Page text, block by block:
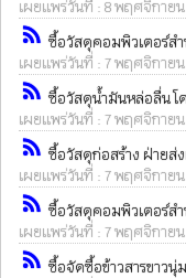
เผยแพร่วันที่ : 8 พฤศจิกายน
rss_feed ซื้อวัสดุคอมพิวเตอร์สำ
เผยแพร่วันที่ : 7 พฤศจิกายน
rss_feed ซื้อวัสดุน้ำมันหล่อลื่น โด
เผยแพร่วันที่ : 7 พฤศจิกายน
rss_feed ซื้อวัสดุก่อสร้าง ฝ่ายส่ง
เผยแพร่วันที่ : 7 พฤศจิกายน
rss_feed ซื้อวัสดุคอมพิวเตอร์สำ
เผยแพร่วันที่ : 7 พฤศจิกายน
rss_feed ซื้อจัดซื้อข้าวสารขาวนุ่ม